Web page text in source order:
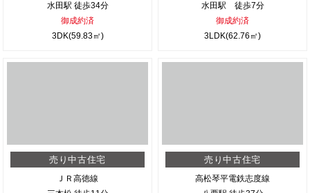
水田駅 徒歩34分
御成約済
3DK(59.83㎡)
水田駅 徒歩7分
御成約済
3LDK(62.76㎡)
売り中古住宅
ＪＲ高徳線
売り中古住宅
高松琴平電鉄志度線